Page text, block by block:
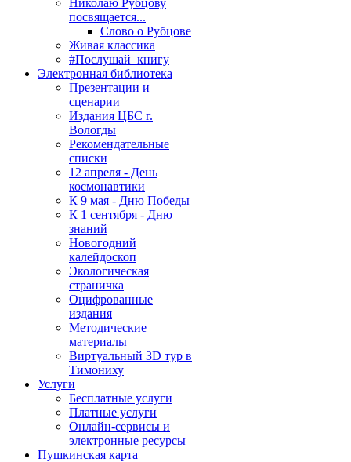
Николаю Рубцову
посвящается...
Слово о Рубцове
Живая классика
#Послушай_книгу
Электронная библиотека
Презентации и
сценарии
Издания ЦБС г.
Вологды
Рекомендательные
списки
12 апреля - День
космонавтики
К 9 мая - Дню Победы
К 1 сентября - Дню
знаний
Новогодний
калейдоскоп
Экологическая
страничка
Оцифрованные
издания
Методические
материалы
Виртуальный 3D тур в
Тимониху
Услуги
Бесплатные услуги
Платные услуги
Онлайн-сервисы и
электронные ресурсы
Пушкинская карта